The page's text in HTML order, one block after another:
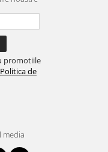
promotiile
Politica de
media